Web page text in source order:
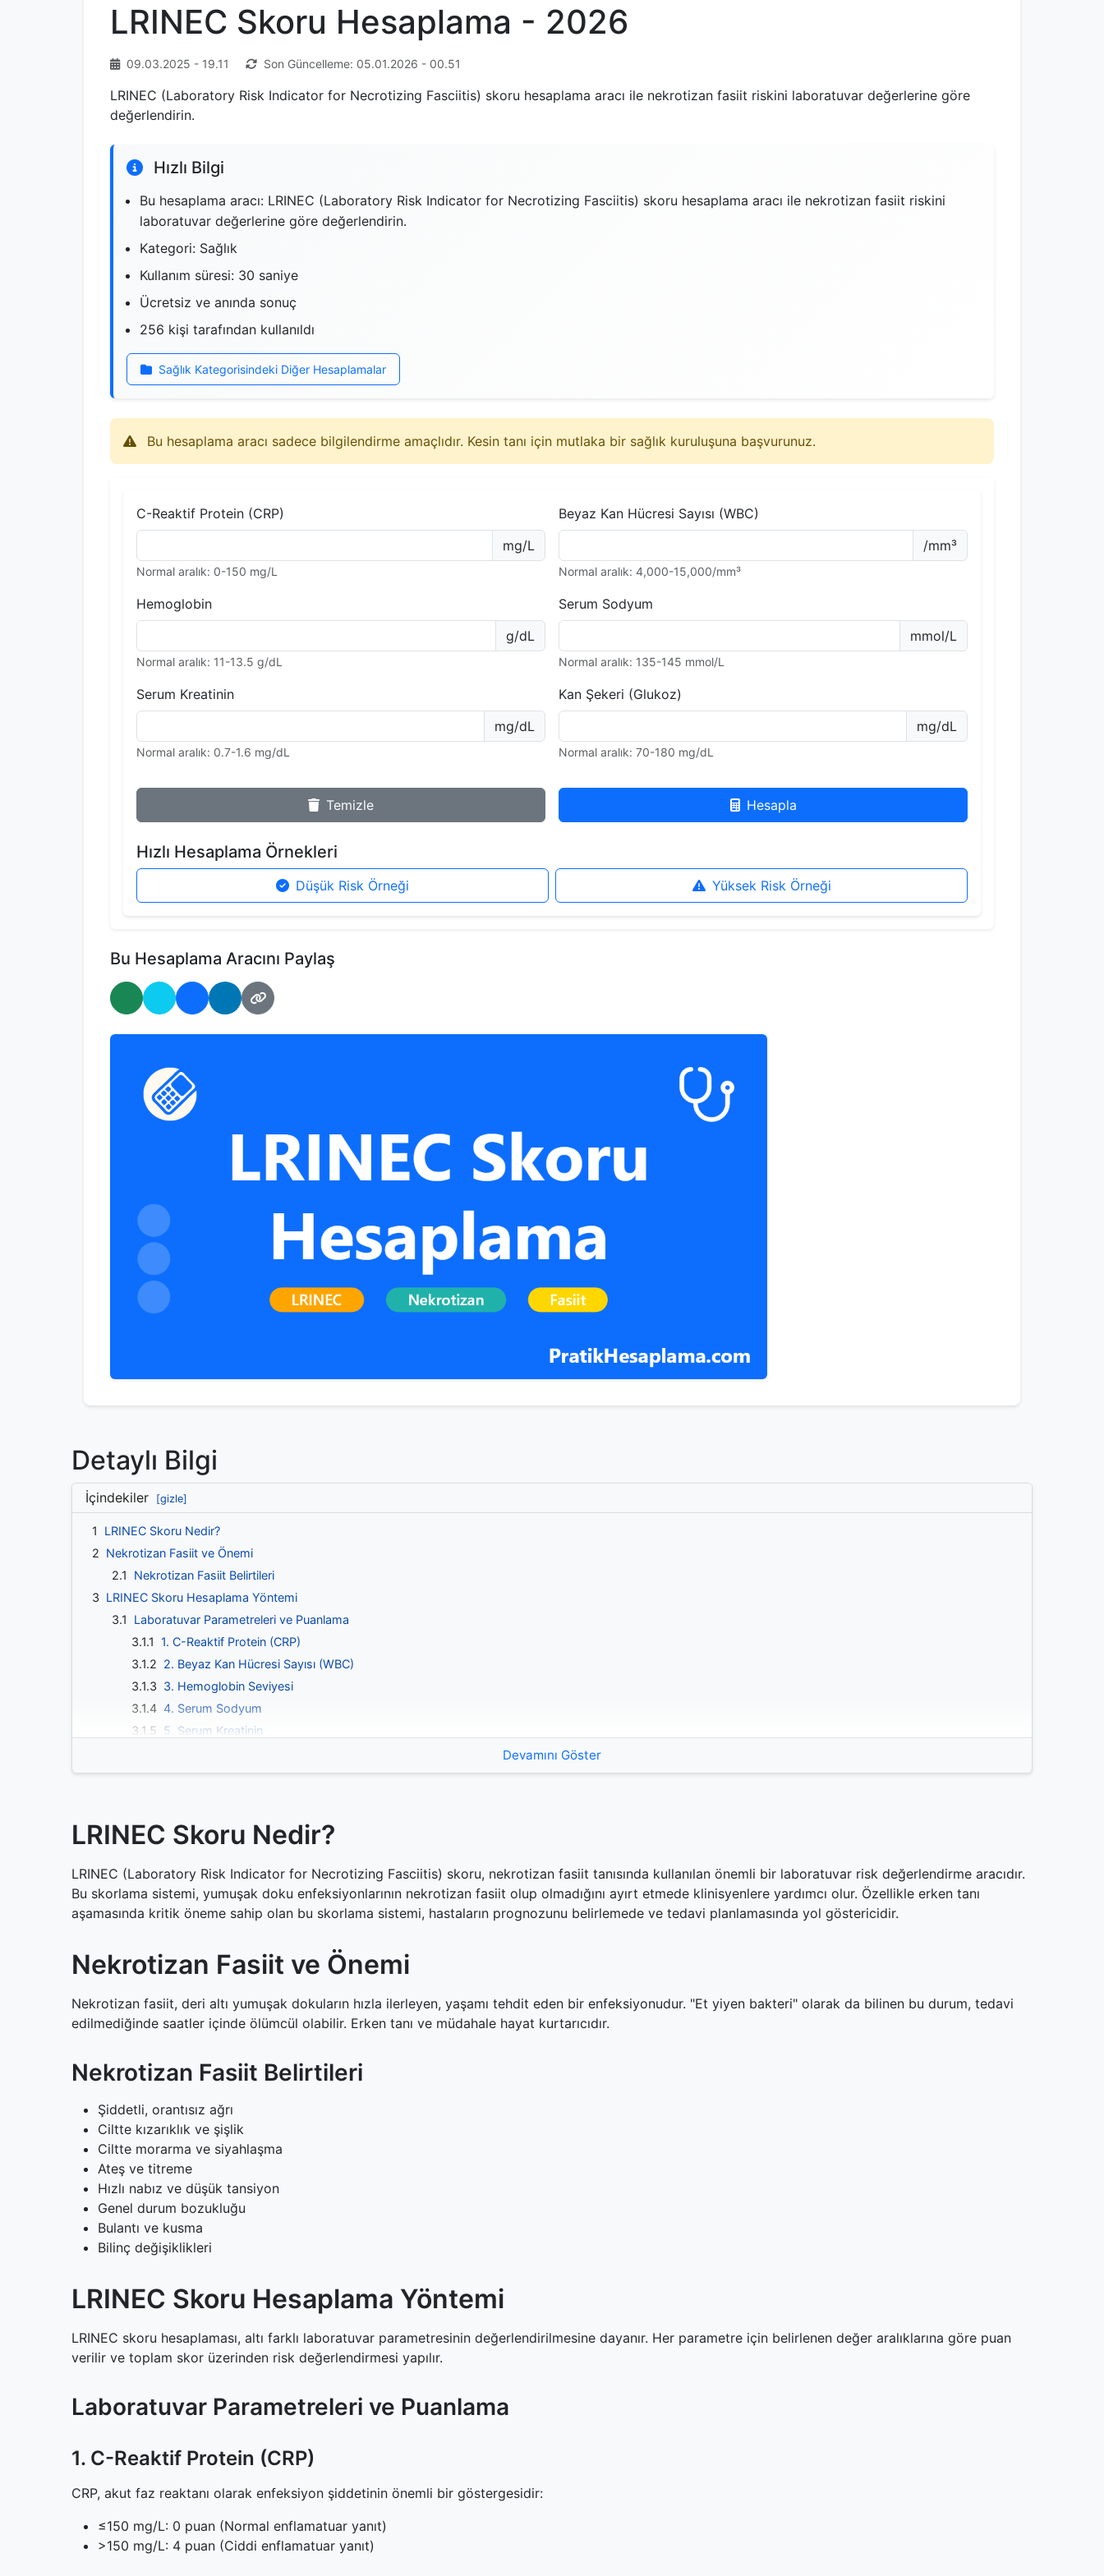
LRINEC Skoru Hesaplama - 2026
09.03.2025 - 19.11 Son Güncelleme: 05.01.2026 - 00.51
LRINEC (Laboratory Risk Indicator for Necrotizing Fasciitis) skoru hesaplama aracı ile nekrotizan fasiit riskini laboratuvar değerlerine göre
değerlendirin.
Hızlı Bilgi
Bu hesaplama aracı: LRINEC (Laboratory Risk Indicator for Necrotizing Fasciitis) skoru hesaplama aracı ile nekrotizan fasiit riskini
laboratuvar değerlerine göre değerlendirin.
Kategori: Sağlık
Kullanım süresi: 30 saniye
Ücretsiz ve anında sonuç
256 kişi tarafından kullanıldı
Sağlık Kategorisindeki Diğer Hesaplamalar
Bu hesaplama aracı sadece bilgilendirme amaçlıdır. Kesin tanı için mutlaka bir sağlık kuruluşuna başvurunuz.
C-Reaktif Protein (CRP)
mg/L
Normal aralık: 0-150 mg/L
Beyaz Kan Hücresi Sayısı (WBC)
/mm³
Normal aralık: 4,000-15,000/mm³
Hemoglobin
g/dL
Normal aralık: 11-13.5 g/dL
Serum Sodyum
mmol/L
Normal aralık: 135-145 mmol/L
Serum Kreatinin
mg/dL
Normal aralık: 0.7-1.6 mg/dL
Kan Şekeri (Glukoz)
mg/dL
Normal aralık: 70-180 mg/dL
Temizle Hesapla
Hızlı Hesaplama Örnekleri
Düşük Risk Örneği Yüksek Risk Örneği
Bu Hesaplama Aracını Paylaş
WhatsApp'ta Paylaş
Twitter'da Paylaş
Facebook'ta Paylaş
LinkedIn'de Paylaş
Bağlantıyı Kopyala
Detaylı Bilgi
İçindekiler [gizle]
1
LRINEC Skoru Nedir?
2 Nekrotizan Fasiit ve Önemi
2.1
Nekrotizan Fasiit Belirtileri
3 LRINEC Skoru Hesaplama Yöntemi
3.1
Laboratuvar Parametreleri ve Puanlama
3.1.1 1. C-Reaktif Protein (CRP)
3.1.2 2. Beyaz Kan Hücresi Sayısı (WBC)
3.1.3 3. Hemoglobin Seviyesi
3.1.4 4. Serum Sodyum
3.1.5
5. Serum Kreatinin
4 LRINEC Skoru Risk Kategorileri
4.3 Yüksek Risk (≥8 puan)
5.1
Sistemik Hastalıklar
5.2
Lokal Risk Faktörleri
6.1
Acil Müdahale
6.2
Cerrahi Tedavi
6.3
Destekleyici Tedavi
7 Önleme ve Korunma Yöntemleri
Yara Bakımı
8 Sık Sorulan Sorular
8.1 LRINEC skoru nedir ve nasıl hesaplanır?
8.2 LRINEC skorlaması ne kadar güvenilirdir?
8.3 Nekrotizan fasiit tedavi edilmezse ne olur?
8.4
LRINEC skoru yüksek çıkarsa ne yapılmalıdır?
8.5
Nekrotizan fasiit kimlerde daha sık görülür?
Güncel Araştırmalar ve Gelişmeler
10 Özel Hasta Grupları
11
Prognoz ve İzlem
11.2
Uzun Dönem Takip
Devamını Göster
LRINEC Skoru Nedir?
LRINEC (Laboratory Risk Indicator for Necrotizing Fasciitis) skoru, nekrotizan fasiit tanısında kullanılan önemli bir laboratuvar risk değerlendirme aracıdır.
Bu skorlama sistemi, yumuşak doku enfeksiyonlarının nekrotizan fasiit olup olmadığını ayırt etmede klinisyenlere yardımcı olur. Özellikle erken tanı
aşamasında kritik öneme sahip olan bu skorlama sistemi, hastaların prognozunu belirlemede ve tedavi planlamasında yol göstericidir.
Nekrotizan Fasiit ve Önemi
Nekrotizan fasiit, deri altı yumuşak dokuların hızla ilerleyen, yaşamı tehdit eden bir enfeksiyonudur. "Et yiyen bakteri" olarak da bilinen bu durum, tedavi
edilmediğinde saatler içinde ölümcül olabilir. Erken tanı ve müdahale hayat kurtarıcıdır.
Nekrotizan Fasiit Belirtileri
Şiddetli, orantısız ağrı
Ciltte kızarıklık ve şişlik
Ciltte morarma ve siyahlaşma
Ateş ve titreme
Hızlı nabız ve düşük tansiyon
Genel durum bozukluğu
Bulantı ve kusma
Bilinç değişiklikleri
LRINEC Skoru Hesaplama Yöntemi
LRINEC skoru hesaplaması, altı farklı laboratuvar parametresinin değerlendirilmesine dayanır. Her parametre için belirlenen değer aralıklarına göre puan
verilir ve toplam skor üzerinden risk değerlendirmesi yapılır.
Laboratuvar Parametreleri ve Puanlama
1. C-Reaktif Protein (CRP)
CRP, akut faz reaktanı olarak enfeksiyon şiddetinin önemli bir göstergesidir:
≤150 mg/L: 0 puan (Normal enflamatuar yanıt)
>150 mg/L: 4 puan (Ciddi enflamatuar yanıt)